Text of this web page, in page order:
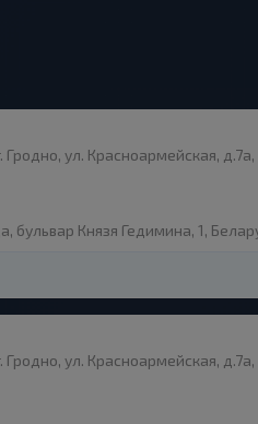
ул. Красноармейская, д.7а,
бульвар Князя Гедимина, 1,
ул. Красноармейская, д.7а,